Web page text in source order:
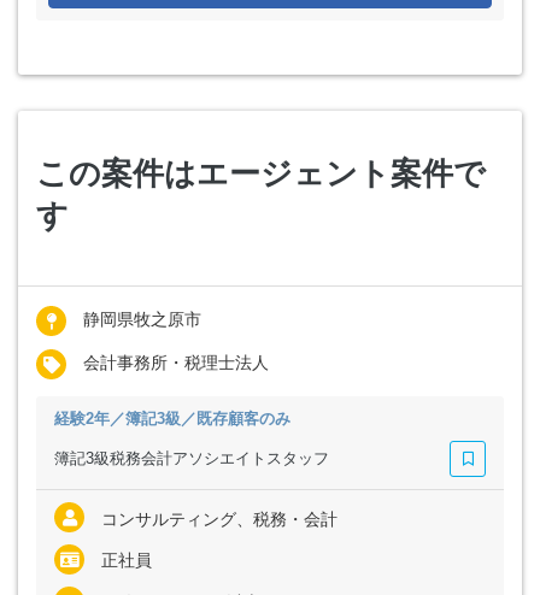
この案件はエージェント案件で
す
静岡県牧之原市
会計事務所・税理士法人
経験2年／簿記3級／既存顧客のみ
簿記3級税務会計アソシエイトスタッフ
コンサルティング、税務・会計
正社員